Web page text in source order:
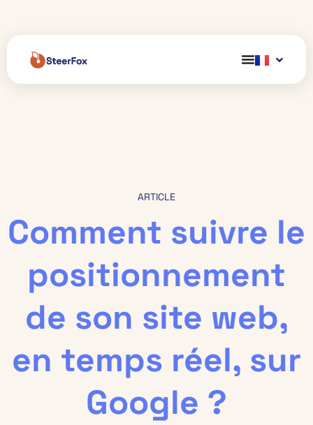
ARTICLE
Comment suivre le
positionnement
de son site web,
en temps réel, sur
Google ?